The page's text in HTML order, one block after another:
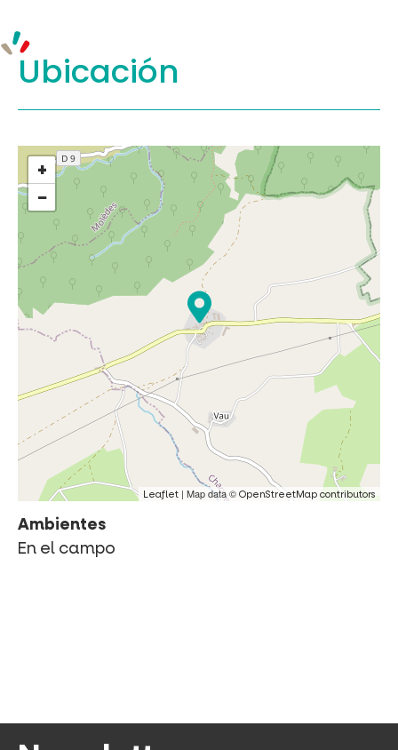
Ubicación
+
−
Leaflet | Map data © OpenStreetMap contributors
Ambientes
En el campo